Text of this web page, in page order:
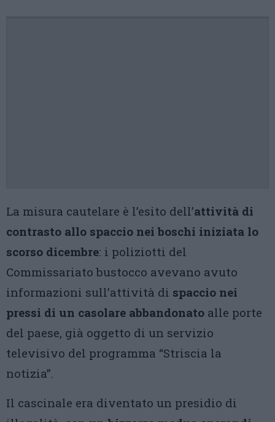
La misura cautelare è l’esito dell’attività di
contrasto allo spaccio nei boschi iniziata lo
scorso dicembre: i poliziotti del
Commissariato bustocco avevano avuto
informazioni sull’attività di spaccio nei
pressi di un casolare abbandonato alle porte
del paese, già oggetto di un servizio
televisivo del programma “Striscia la
notizia”.
Il cascinale era diventato un presidio di